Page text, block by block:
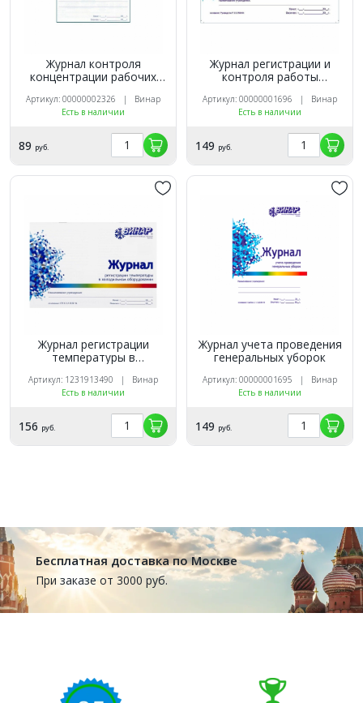
Журнал контроля
концентрации рабочих
дезинфицирующих и
стерилизирующих средств
Артикул: 00000002326 | Винар
Есть в наличии
89 руб.
Журнал регистрации и
контроля работы
Артикул: 00000001696 | Винар
Есть в наличии
149 руб.
Журнал регистрации
температуры в
оборудовании, Винар
Артикул: 1231913490 | Винар
Есть в наличии
156 руб.
Журнал учета проведения
генеральных уборок
Артикул: 00000001695 | Винар
Есть в наличии
149 руб.
Бесплатная доставка по Москве
При заказе от 3000 руб.